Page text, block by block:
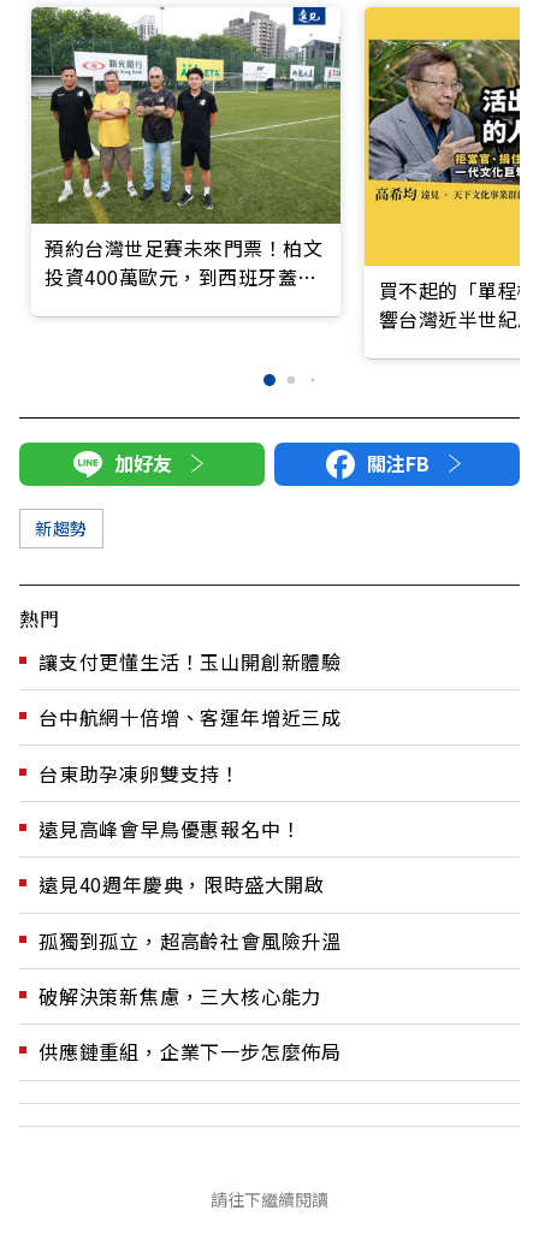
預約台灣世足賽未來門票！柏文
投資400萬歐元，到西班牙蓋足
買不起的「單程
響台灣近半世紀
加好友 關注FB
新趨勢
熱門
讓支付更懂生活！玉山開創新體驗
台中航網十倍增、客運年增近三成
台東助孕凍卵雙支持！
遠見高峰會早鳥優惠報名中！
遠見40週年慶典，限時盛大開啟
孤獨到孤立，超高齡社會風險升溫
破解決策新焦慮，三大核心能力
供應鏈重組，企業下一步怎麼佈局
請往下繼續閱讀